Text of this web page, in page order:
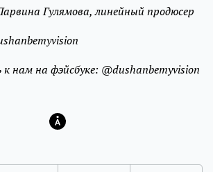
Гулямова, линейный продюсер
нам на фэйсбуке: @dushanbemyvision